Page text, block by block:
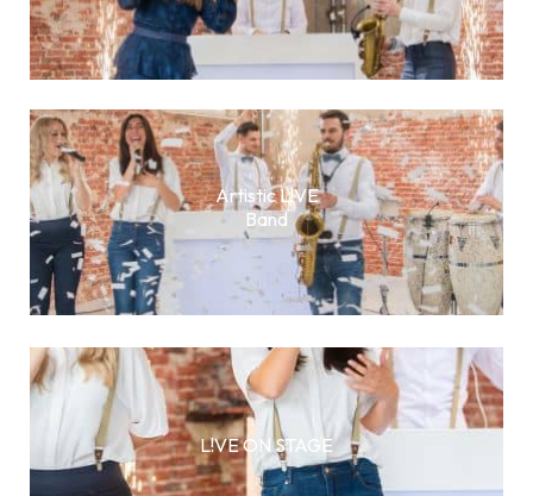
Artistic L!VE
Band
L!VE ON STAGE